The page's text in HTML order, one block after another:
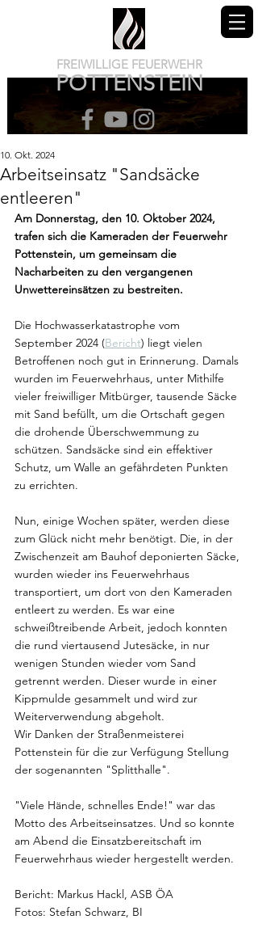
FREIWILLIGE FEUERWEHR
POTTENSTEIN
Arbeitseinsatz "Sandsäcke
entleeren"
10. Okt. 2024
Am Donnerstag, den 10. Oktober 2024,
trafen sich die Kameraden der Feuerwehr
Pottenstein, um gemeinsam die
Nacharbeiten zu den vergangenen
Unwettereinsätzen zu bestreiten.
Die Hochwasserkatastrophe vom
September 2024 (Bericht) liegt vielen
Betroffenen noch gut in Erinnerung. Damals
wurden im Feuerwehrhaus, unter Mithilfe
vieler freiwilliger Mitbürger, tausende Säcke
mit Sand befüllt, um die Ortschaft gegen
die drohende Überschwemmung zu
schützen. Sandsäcke sind ein effektiver
Schutz, um Walle an gefährdeten Punkten
zu errichten.
Nun, einige Wochen später, werden diese
zum Glück nicht mehr benötigt. Die, in der
Zwischenzeit am Bauhof deponierten Säcke,
wurden wieder ins Feuerwehrhaus
transportiert, um dort von den Kameraden
entleert zu werden. Es war eine
schweißtreibende Arbeit, jedoch konnten
die rund viertausend Jutesäcke, in nur
wenigen Stunden wieder vom Sand
getrennt werden. Dieser wurde in einer
Kippmulde gesammelt und wird zur
Weiterverwendung abgeholt.
Wir Danken der Straßenmeisterei
Pottenstein für die zur Verfügung Stellung
der sogenannten "Splitthalle".
"Viele Hände, schnelles Ende!" war das
Motto des Arbeitseinsatzes. Und so konnte
am Abend die Einsatzbereitschaft im
Feuerwehrhaus wieder hergestellt werden.
Bericht: Markus Hackl, ASB ÖA
Fotos: Stefan Schwarz, BI